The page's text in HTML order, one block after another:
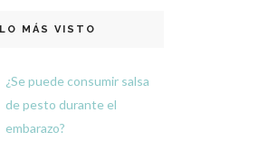
LO MÁS VISTO
¿Se puede consumir salsa
de pesto durante el
embarazo?